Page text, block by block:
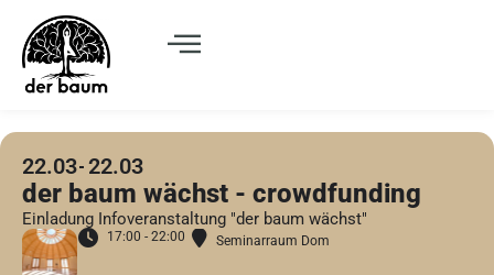
22.03 22.03
der baum wächst - crowdfunding
Einladung Infoveranstaltung "der baum wächst"
17:00 - 22:00 Seminarraum Dom